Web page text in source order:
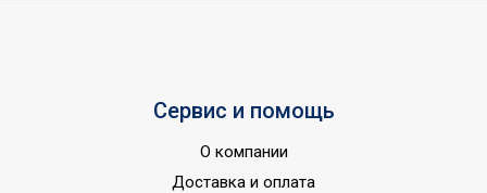
нагревательного
2 года
Сервис и помощь
О компании
Доставка и оплата